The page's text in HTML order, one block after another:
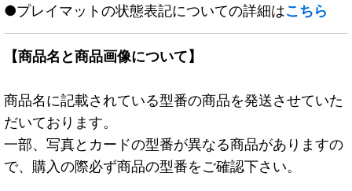
●プレイマットの状態表記についての詳細はこちら
【商品名と商品画像について】
商品名に記載されている型番の商品を発送させていた
だいております。
一部、写真とカードの型番が異なる商品がありますの
で、購入の際必ず商品の型番をご確認下さい。